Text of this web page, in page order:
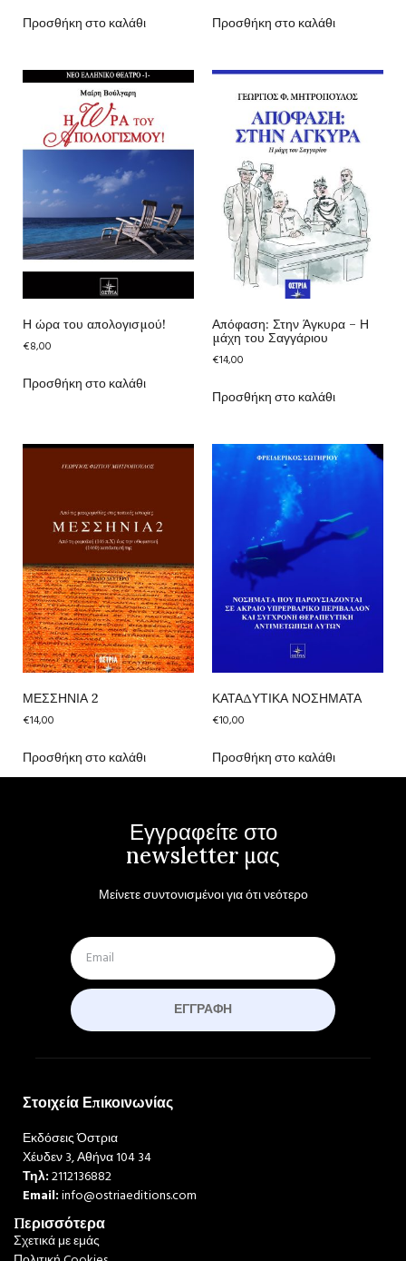
Προσθήκη στο καλάθι Προσθήκη στο καλάθι
Η ώρα του απολογισμού!
€8,00
Προσθήκη στο καλάθι
Απόφαση: Στην Άγκυρα – Η
μάχη του Σαγγάριου
€14,00
Προσθήκη στο καλάθι
ΜΕΣΣΗΝΙΑ 2
€14,00
Προσθήκη στο καλάθι
ΚΑΤΑΔΥΤΙΚΑ ΝΟΣΗΜΑΤΑ
€10,00
Προσθήκη στο καλάθι
Εγγραφείτε στο
newsletter μας
Μείνετε συντονισμένοι για ότι νεότερο
ΕΓΓΡΑΦΉ
Στοιχεία Επικοινωνίας
Εκδόσεις Όστρια
Χέυδεν 3, Αθήνα 104 34
Τηλ:2112136882
Email:info@ostriaeditions.com
Περισσότερα
Σχετικά με εμάς